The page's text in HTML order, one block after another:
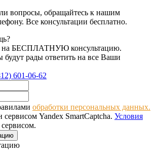
вопросы, обращайтесь к нашим
Все консультации бесплатно.
на БЕСПЛАТНУЮ консультацию.
рады ответить на все Ваши
601-06-62
обработки персональных данных.
Yandex SmartCaptcha. Условия